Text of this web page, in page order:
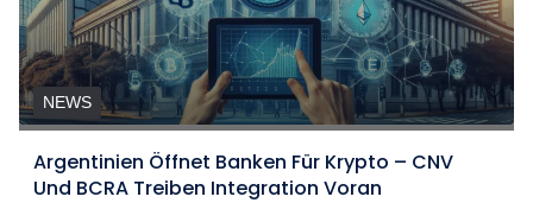
NEWS
Argentinien Öffnet Banken Für Krypto – CNV
Und BCRA Treiben Integration Voran